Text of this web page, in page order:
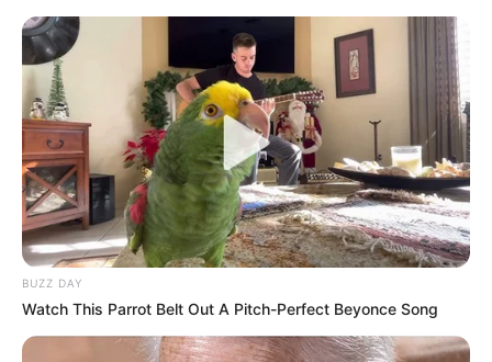
BUZZ DAY
Watch This Parrot Belt Out A Pitch-Perfect Beyonce Song